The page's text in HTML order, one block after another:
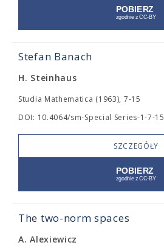
Stefan Banach
H. Steinhaus
Studia Mathematica (1963), 7-15
DOI: 10.4064/sm-Special Series-1-7-15
SZCZEGÓŁY
The two-norm spaces
A. Alexiewicz